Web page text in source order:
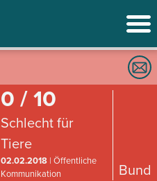
0 / 10
Schlecht für
Tiere
02.02.2018 | Öffentliche
Kommunikation
Bund